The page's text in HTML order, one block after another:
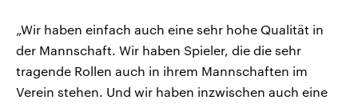
„Wir haben einfach auch eine sehr hohe Qualität in
der Mannschaft. Wir haben Spieler, die die sehr
tragende Rollen auch in ihrem Mannschaften im
Verein stehen. Und wir haben inzwischen auch eine